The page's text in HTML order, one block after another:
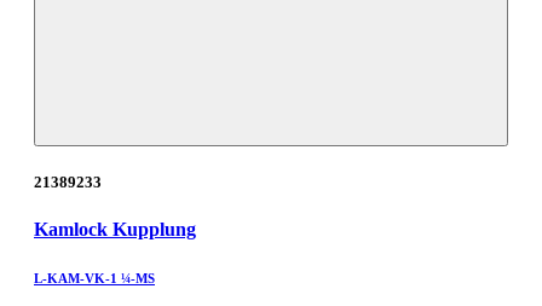
21389233
Kamlock Kupplung
L-KAM-VK-1 ¼-MS